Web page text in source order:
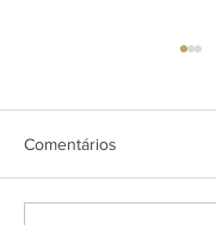
Comentários